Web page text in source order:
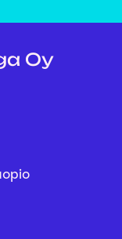
Oy